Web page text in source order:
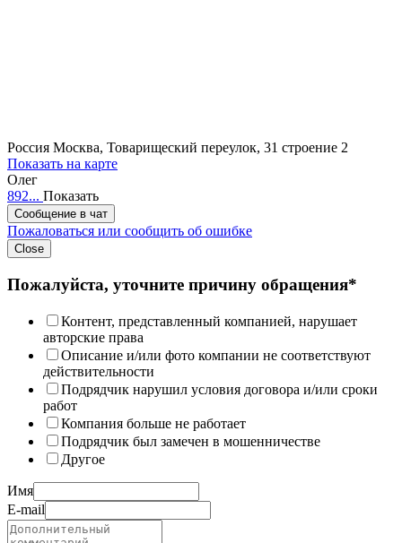
Россия Москва, Товарищеский переулок, 31 строение 2
Показать на карте
Олег
892... Показать
Сообщение в чат
Пожаловаться или сообщить об ошибке
Close
Пожалуйста, уточните причину обращения*
Контент, представленный компанией, нарушает
авторские права
Описание и/или фото компании не соответствуют
действительности
Подрядчик нарушил условия договора и/или сроки
работ
Компания больше не работает
Подрядчик был замечен в мошенничестве
Другое
Имя
E-mail